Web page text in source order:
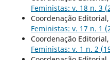
Feministas: v. 18 n. 3
Coordenação Editorial,
Feministas: v. 17 n. 1
Coordenação Editorial,
Feministas: v. 1 n. 2